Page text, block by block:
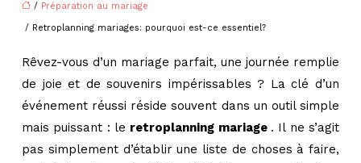
/ Préparation au mariage
/ Retroplanning mariages: pourquoi est-ce essentiel?
Rêvez-vous d’un mariage parfait, une journée remplie
de joie et de souvenirs impérissables ? La clé d’un
événement réussi réside souvent dans un outil simple
mais puissant : le retroplanning mariage . Il ne s’agit
pas simplement d’établir une liste de choses à faire,